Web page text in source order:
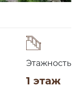
Этажность
1 этаж